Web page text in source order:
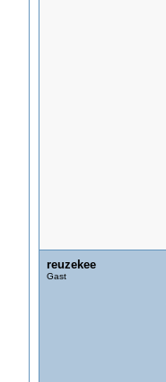
reuzekee
Gast